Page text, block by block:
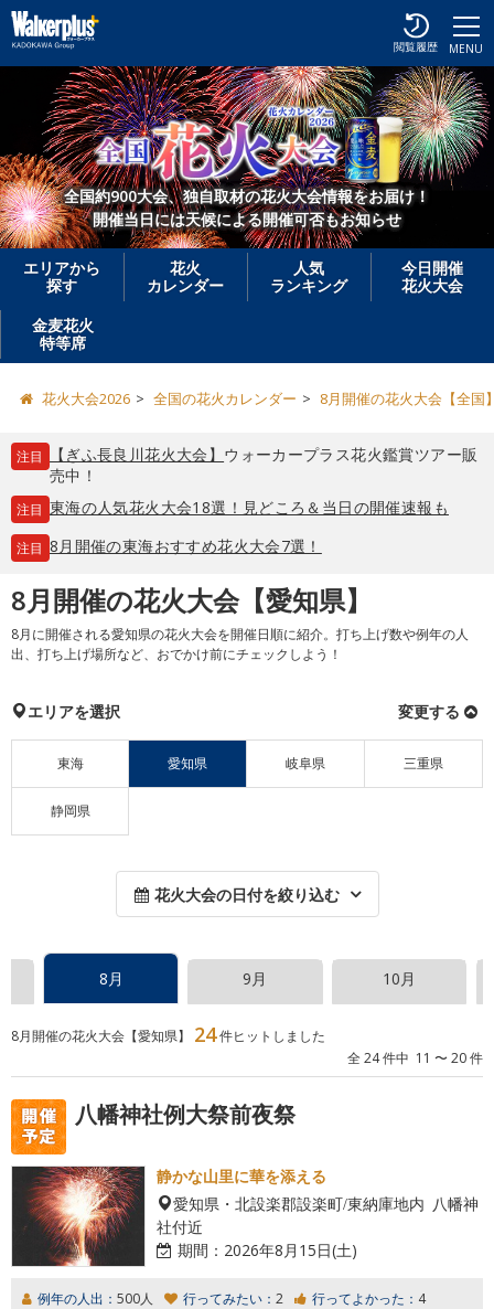
MENU
閲覧履歴
全国約900大会、独自取材の花火大会情報をお届け！
開催当日には天候による開催可否もお知らせ
エリアから
探す
花火
カレンダー
人気
ランキング
今日開催
花火大会
金麦花火
特等席
花火大会2026 全国の花火カレンダー 8月開催の花火大会【全国
注目 【ぎふ長良川花火大会】 ウォーカープラス花火鑑賞ツアー販
売中！
注目 東海の人気花火大会18選！見どころ＆当日の開催速報も
注目 8月開催の東海おすすめ花火大会7選！
8月開催の花火大会【愛知県】
8月に開催される愛知県の花火大会を開催日順に紹介。打ち上げ数や例年の人
出、打ち上げ場所など、おでかけ前にチェックしよう！
エリアを選択 変更する
東海 愛知県 岐阜県 三重県
静岡県
花火大会の日付を絞り込む
8月 9月 10月
8月開催の花火大会【愛知県】 24件ヒットしました
全 24 件中 11 〜 20 件
八幡神社例大祭前夜祭
静かな山里に華を添える
愛知県・北設楽郡設楽町/東納庫地内 八幡神
社付近
期間： 2026年8月15日(土)
例年の人出： 500人 行ってみたい： 2 行ってよかった： 4